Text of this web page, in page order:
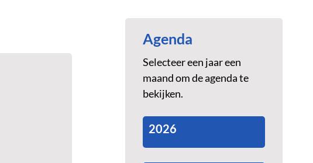
Agenda
Selecteer een jaar een
maand om de agenda te
bekijken.
2026